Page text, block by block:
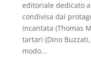
editoriale dedicato
condivisa dai
incantata (Thomas
tartari (Dino
modo...